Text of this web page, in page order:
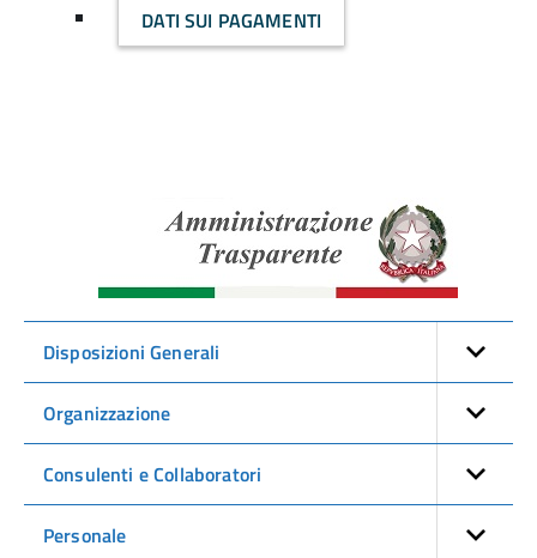
DATI SUI PAGAMENTI
Disposizioni Generali
Organizzazione
Consulenti e Collaboratori
Personale